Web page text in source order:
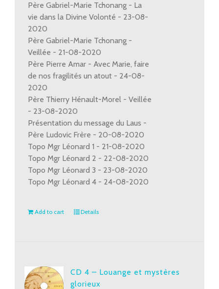
Père Gabriel-Marie Tchonang - La
vie dans la Divine Volonté - 23-08-
2020
Père Gabriel-Marie Tchonang -
Veillée - 21-08-2020
Père Pierre Amar - Avec Marie, faire
de nos fragilités un atout - 24-08-
2020
Père Thierry Hénault-Morel - Veillée
- 23-08-2020
Présentation du message du Laus -
Père Ludovic Frère - 20-08-2020
Topo Mgr Léonard 1 - 21-08-2020
Topo Mgr Léonard 2 - 22-08-2020
Topo Mgr Léonard 3 - 23-08-2020
Topo Mgr Léonard 4 - 24-08-2020
Add to cart Details
CD 4 – Louange et mystères
glorieux